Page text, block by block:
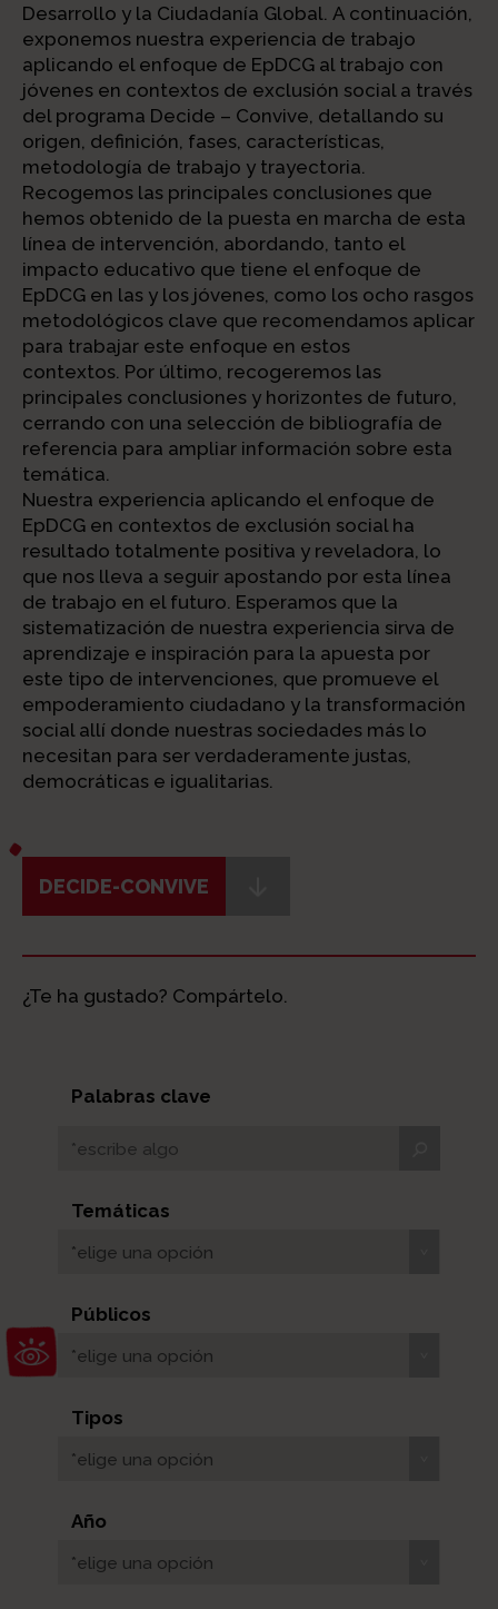
Abrir barra de herramientas
Desarrollo y la Ciudadanía Global. A continuación,
exponemos nuestra experiencia de trabajo
aplicando el enfoque de EpDCG al trabajo con
jóvenes en contextos de exclusión social a través
del programa Decide – Convive, detallando su
origen, definición, fases, características,
metodología de trabajo y trayectoria.
Recogemos las principales conclusiones que
hemos obtenido de la puesta en marcha de esta
línea de intervención, abordando, tanto el
impacto educativo que tiene el enfoque de
EpDCG en las y los jóvenes, como los ocho rasgos
metodológicos clave que recomendamos aplicar
para trabajar este enfoque en estos
contextos. Por último, recogeremos las
principales conclusiones y horizontes de futuro,
cerrando con una selección de bibliografía de
referencia para ampliar información sobre esta
temática.
Nuestra experiencia aplicando el enfoque de
EpDCG en contextos de exclusión social ha
resultado totalmente positiva y reveladora, lo
que nos lleva a seguir apostando por esta línea
de trabajo en el futuro. Esperamos que la
sistematización de nuestra experiencia sirva de
aprendizaje e inspiración para la apuesta por
este tipo de intervenciones, que promueve el
empoderamiento ciudadano y la transformación
social allí donde nuestras sociedades más lo
necesitan para ser verdaderamente justas,
democráticas e igualitarias.
DECIDE-CONVIVE
¿Te ha gustado? Compártelo.
Palabras clave
Temáticas
*elige una opción
Públicos
*elige una opción
Tipos
*elige una opción
Año
*elige una opción